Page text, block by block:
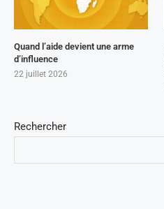
Rechercher
Quand l’aide devient une arme
d’influence
22 juillet 2026